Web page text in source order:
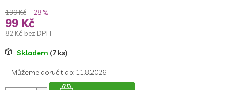
139 Kč –28 %
99 Kč
82 Kč bez DPH
MěrnáSkladem (7 ks)
Můžeme doručit do: 11.8.2026